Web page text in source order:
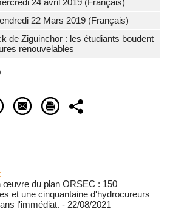
24 avril 2019 (Français)
22 Mars 2019 (Français)
de Ziguinchor : les étudiants boudent
renouvelables
œuvre du plan ORSEC : 150
et une cinquantaine d'hydrocureurs
l'immédiat. - 22/08/2021